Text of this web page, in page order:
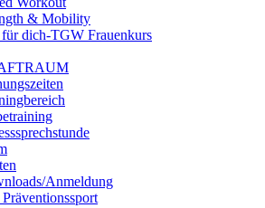
& Mobility
dich-TGW Frauenkurs
Anmeldung